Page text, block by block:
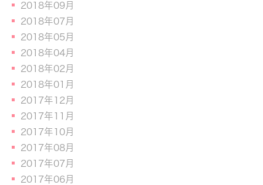
2018年09月
2018年07月
2018年05月
2018年04月
2018年02月
2018年01月
2017年12月
2017年11月
2017年10月
2017年08月
2017年07月
2017年06月